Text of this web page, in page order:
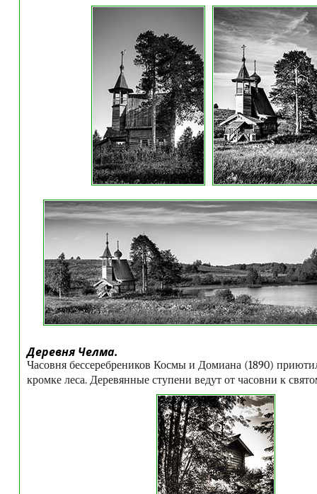
Деревня Челма.
Часовня бессеребреников Космы и Домиана (1890)
кромке леса. Деревянные ступени ведут от часовни к